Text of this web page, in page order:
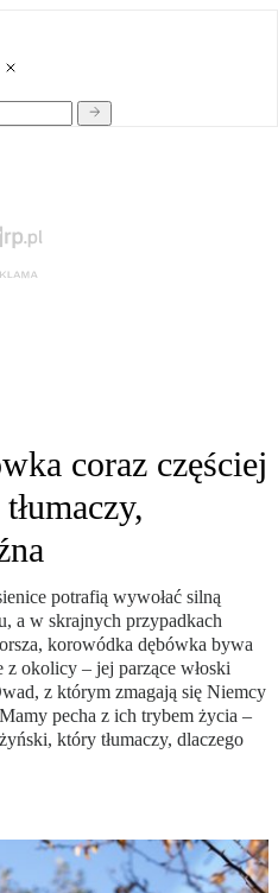
coraz częściej
potrafią wywołać silną
a w skrajnych przypadkach
korowódka dębówka bywa
okolicy – jej parzące włoski
z którym zmagają się Niemcy
pecha z ich trybem życia –
który tłumaczy, dlaczego